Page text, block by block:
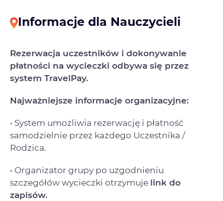
Informacje dla Nauczycieli
Rezerwacja uczestników i dokonywanie
płatności na wycieczki odbywa się przez
system TravelPay.
Najważniejsze informacje organizacyjne:
• System umożliwia rezerwację i płatność
samodzielnie przez każdego Uczestnika /
Rodzica.
• Organizator grupy po uzgodnieniu
szczegółów wycieczki otrzymuje link do
zapisów.